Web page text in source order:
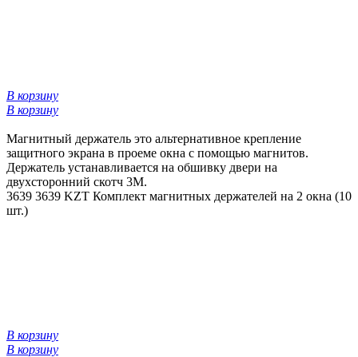
В корзину
В корзину
Магнитный держатель это альтернативное крепление
защитного экрана в проеме окна с помощью магнитов.
Держатель устанавливается на обшивку двери на
двухсторонний скотч 3М.
3639 3639 KZT Комплект магнитных держателей на 2 окна (10
шт.)
В корзину
В корзину